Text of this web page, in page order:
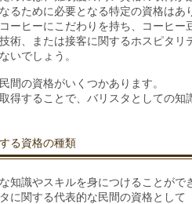
るために必要となる特定の資格はあ
ーヒーにこだわりを持ち、コーヒ
術、または接客に関するホスピタリ
いでしょう。
間の資格がいくつかあります。
得することで、バリスタとしての知
る資格の種類
知識やスキルを身につけることが
に関する代表的な民間の資格として